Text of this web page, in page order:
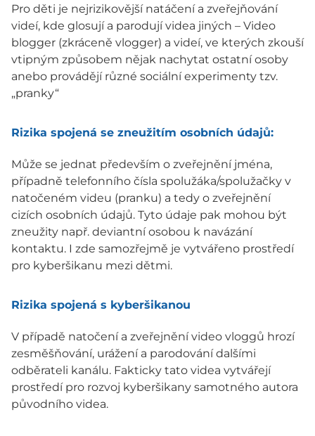
Pro děti je nejrizikovější natáčení a zveřejňování
videí, kde glosují a parodují videa jiných – Video
blogger (zkráceně vlogger) a videí, ve kterých zkouší
vtipným způsobem nějak nachytat ostatní osoby
anebo provádějí různé sociální experimenty tzv.
„pranky“
Rizika spojená se zneužitím osobních údajů:
Může se jednat především o zveřejnění jména,
případně telefonního čísla spolužáka/spolužačky v
natočeném videu (pranku) a tedy o zveřejnění
cizích osobních údajů. Tyto údaje pak mohou být
zneužity např. deviantní osobou k navázání
kontaktu. I zde samozřejmě je vytvářeno prostředí
pro kyberšikanu mezi dětmi.
Rizika spojená s kyberšikanou
V případě natočení a zveřejnění video vloggů hrozí
zesměšňování, urážení a parodování dalšími
odběrateli kanálu. Fakticky tato videa vytvářejí
prostředí pro rozvoj kyberšikany samotného autora
původního videa.